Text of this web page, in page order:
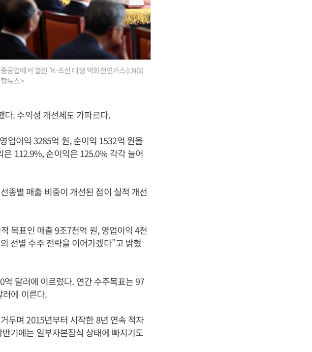
공업에서 열린 'K-조선 대형 액화천연가스(LNG)
뉴스>
다. 수익성 개선세도 가파르다.
업이익 3285억 원, 순이익 1532억 원을
112.9%, 순이익은 125.0% 각각 늘어
종별 매출 비중이 개선된 점이 실적 개선
목표인 매출 9조7천억 원, 영업이익 4천
선별 수주 전략을 이어가겠다"고 밝혔
달러에 이르렀다. 연간 수주목표는 97
에 이른다.
두며 2015년부터 시작한 8년 연속 적자
기에는 일부자본잠식 상태에 빠지기도